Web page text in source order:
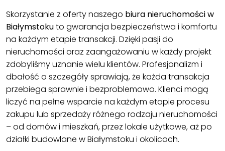
Skorzystanie z oferty naszego biura nieruchomości w
Białymstokuto gwarancja bezpieczeństwa i komfortu
na każdym etapie transakcji. Dzięki pasji do
nieruchomości oraz zaangażowaniu w każdy projekt
zdobyliśmy uznanie wielu klientów. Profesjonalizm i
dbałość o szczegóły sprawiają, że każda transakcja
przebiega sprawnie i bezproblemowo. Klienci mogą
liczyć na pełne wsparcie na każdym etapie procesu
zakupu lub sprzedaży różnego rodzaju nieruchomości
– od domów i mieszkań, przez lokale użytkowe, aż po
działki budowlane w Białymstoku i okolicach.